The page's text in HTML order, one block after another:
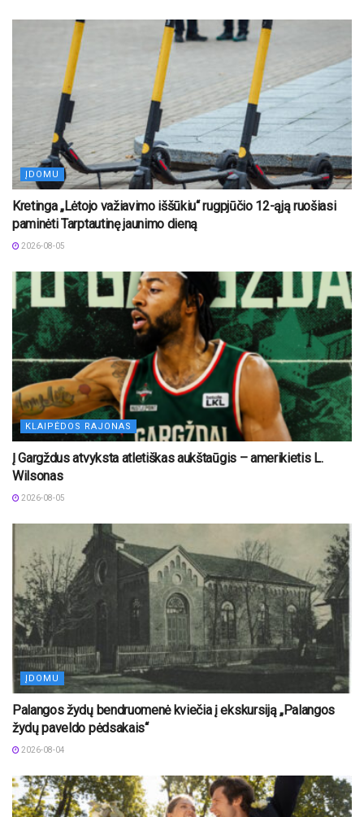
ĮDOMU
Kretinga „Lėtojo važiavimo iššūkiu“ rugpjūčio 12-ąją ruošiasi
paminėti Tarptautinę jaunimo dieną
2026-08-05
KLAIPĖDOS RAJONAS
Į Gargždus atvyksta atletiškas aukštaūgis – amerikietis L.
Wilsonas
2026-08-05
ĮDOMU
Palangos žydų bendruomenė kviečia į ekskursiją „Palangos
žydų paveldo pėdsakais“
2026-08-04